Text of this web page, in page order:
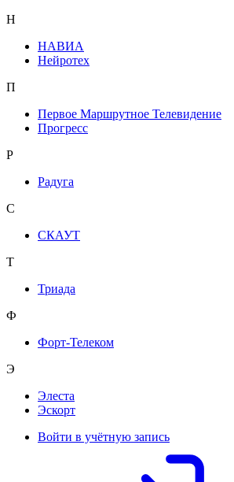
Н
НАВИА
Нейротех
П
Первое Маршрутное Телевидение
Прогресс
Р
Радуга
С
СКАУТ
Т
Триада
Ф
Форт-Телеком
Э
Элеста
Эскорт
Войти в учётную запись